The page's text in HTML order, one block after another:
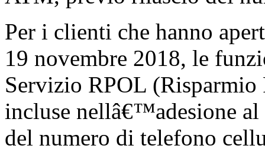
Per i clienti che hanno
19 novembre 2018, le
Servizio RPOL
incluse nellâ€™adesione
del numero di telefono